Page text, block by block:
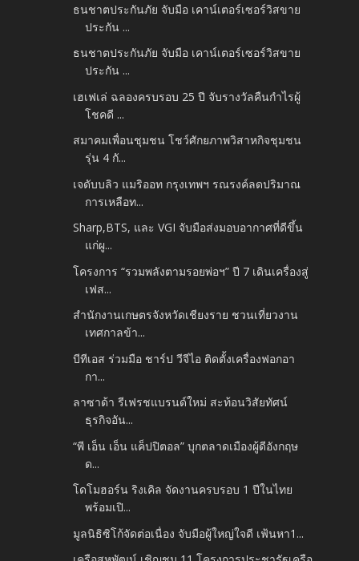
ธนชาตประกันภัย จับมือ เคาน์เตอร์เซอร์วิสขาย
ประกัน ...
ธนชาตประกันภัย จับมือ เคาน์เตอร์เซอร์วิสขาย
ประกัน ...
เฮเฟเล่ ฉลองครบรอบ 25 ปี จับรางวัลคืนกำไรผู้
โชคดี ...
สมาคมเพื่อนชุมชน โชว์ศักยภาพวิสาหกิจชุมชน
รุ่น 4 กั...
เจดับบลิว แมริออท กรุงเทพฯ รณรงค์ลดปริมาณ
การเหลือท...
Sharp,BTS, และ VGI จับมือส่งมอบอากาศที่ดีขึ้น
แก่ผู...
โครงการ “รวมพลังตามรอยพ่อฯ” ปี 7 เดินเครื่องสู่
เฟส...
สำนักงานเกษตรจังหวัดเชียงราย ชวนเที่ยวงาน
เทศกาลข้า...
บีทีเอส ร่วมมือ ชาร์ป วีจีไอ ติดตั้งเครื่องฟอกอา
กา...
ลาซาด้า รีเฟรชแบรนด์ใหม่ สะท้อนวิสัยทัศน์
ธุรกิจอัน...
“พี เอ็น เอ็น แค็ปปิตอล” บุกตลาดเมืองผู้ดีอังกฤษ
ด...
โดโมฮอร์น ริงเคิล จัดงานครบรอบ 1 ปีในไทย
พร้อมเปิ...
มูลนิธิซิโก้จัดต่อเนื่อง จับมือผู้ใหญ่ใจดี เฟ้นหา1...